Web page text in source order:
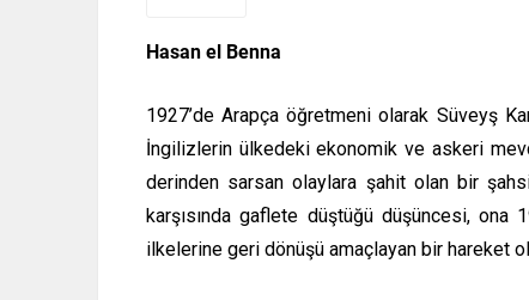
Hasan el Benna
1927’de Arapça öğretmeni olarak Süveyş
İngilizlerin ülkedeki ekonomik ve askeri
derinden sarsan olaylara şahit olan bir
karşısında gaflete düştüğü düşüncesi, ona
ilkelerine geri dönüşü amaçlayan bir hareket